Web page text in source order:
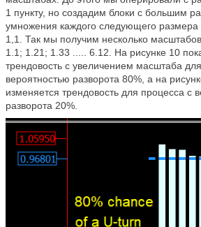
1 пункту, но создадим блоки с большим
умножения каждого следующего
1,1. Так мы получим несколько
1.1; 1.21; 1.33 ..... 6.12. На рисунке 10
трендовость с увеличением масштаба
вероятностью разворота 80%, а на
изменяется трендовость для процесса с
разворота 20%.